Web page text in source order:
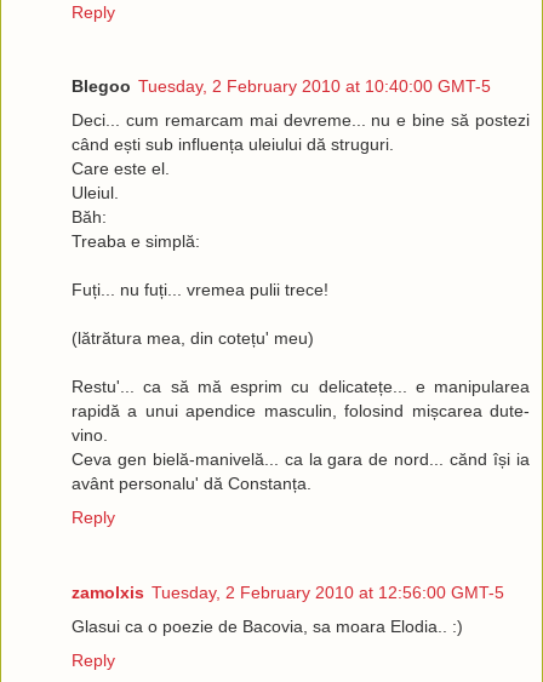
Reply
Blegoo Tuesday, 2 February 2010 at 10:40:00 GMT-5
Deci... cum remarcam mai devreme... nu e bine să postezi
când ești sub influența uleiului dă struguri.
Care este el.
Uleiul.
Băh:
Treaba e simplă:
Fuți... nu fuți... vremea pulii trece!
(lătrătura mea, din cotețu' meu)
Restu'... ca să mă esprim cu delicatețe... e manipularea
rapidă a unui apendice masculin, folosind mișcarea dute-
vino.
Ceva gen bielă-manivelă... ca la gara de nord... cănd își ia
avânt personalu' dă Constanța.
Reply
zamolxis Tuesday, 2 February 2010 at 12:56:00 GMT-5
Glasui ca o poezie de Bacovia, sa moara Elodia.. :)
Reply